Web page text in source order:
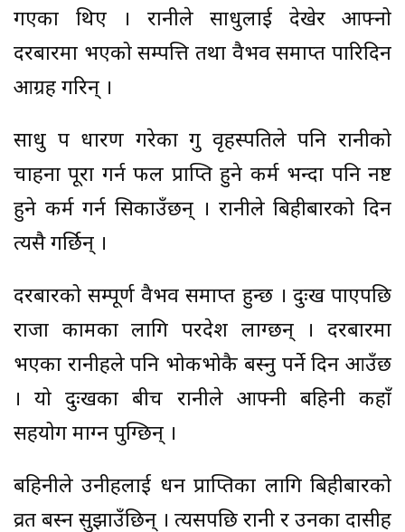
गएका थिए । रानीले साधुलाई देखेर आफ्नो
दरबारमा भएको सम्पत्ति तथा वैभव समाप्त पारिदिन
आग्रह गरिन् ।
साधु रुप धारण गरेका गुरु वृहस्पतिले पनि रानीको
चाहना पूरा गर्न फल प्राप्ति हुने कर्म भन्दा पनि नष्ट
हुने कर्म गर्न सिकाउँछन् । रानीले बिहीबारको दिन
त्यसै गर्छिन् ।
दरबारको सम्पूर्ण वैभव समाप्त हुन्छ । दुःख पाएपछि
राजा कामका लागि परदेश लाग्छन् । दरबारमा
भएका रानीहरुले पनि भोकभोकै बस्नु पर्ने दिन आउँछ
। यो दुःखका बीच रानीले आफ्नी बहिनी कहाँ
सहयोग माग्न पुग्छिन् ।
बहिनीले उनीहरुलाई धन प्राप्तिका लागि बिहीबारको
व्रत बस्न सुझाउँछिन् । त्यसपछि रानी र उनका दासीहरु